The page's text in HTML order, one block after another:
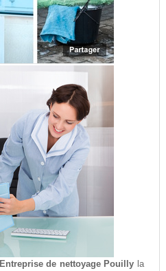
Entreprise de nettoyage Pouilly la